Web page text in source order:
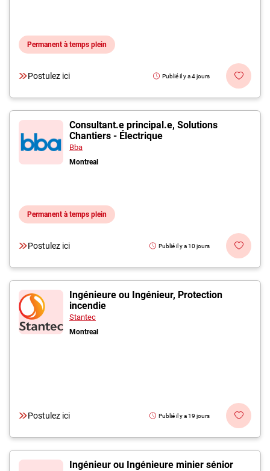
Permanent à temps plein
Postulez ici Publié il y a 4 jours
Consultant.e principal.e, Solutions
Chantiers - Électrique
Bba
Montreal
Permanent à temps plein
Postulez ici Publié il y a 10 jours
Ingénieure ou Ingénieur, Protection
incendie
Stantec
Montreal
Postulez ici Publié il y a 19 jours
Ingénieur ou Ingénieure minier sénior